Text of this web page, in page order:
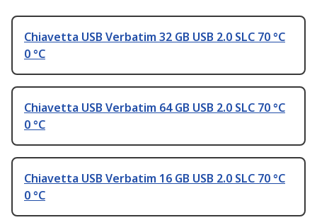
Chiavetta USB Verbatim 32 GB USB 2.0 SLC 70 °C
0 °C
Chiavetta USB Verbatim 64 GB USB 2.0 SLC 70 °C
0 °C
Chiavetta USB Verbatim 16 GB USB 2.0 SLC 70 °C
0 °C